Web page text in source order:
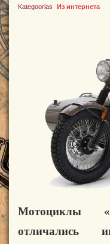
Kategoorias Из интернета
Мотоциклы
отличались